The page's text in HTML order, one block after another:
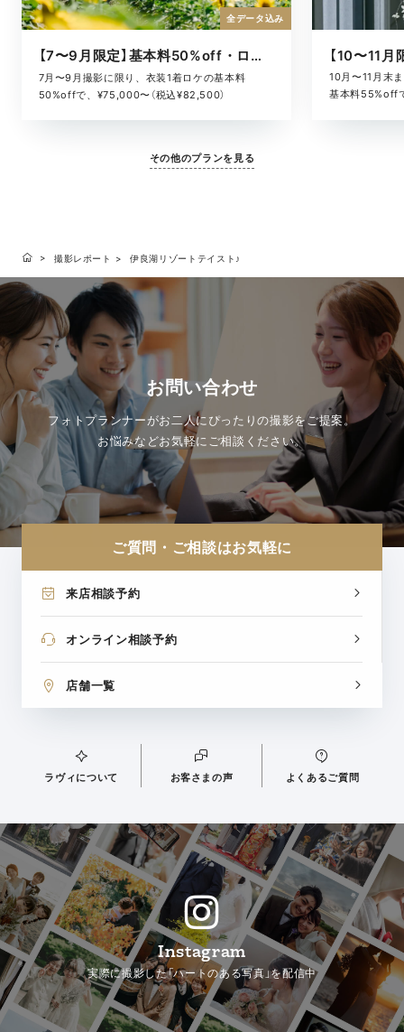
【7〜9月限定】基本料50%off・ロケキャンペーン
7月〜9月撮影に限り、衣装1着ロケの基本料
50%offで、¥75,000〜（税込¥82,500）
全データ込み
10月〜11月末
基本料55%off
その他のプランを見る
撮影レポート 伊良湖リゾートテイスト♪
お問い合わせ
フォトプランナーがお二人にぴったりの撮影をご提案。
お悩みなどお気軽にご相談ください。
ご質問・ご相談はお気軽に
来店相談予約
オンライン相談予約
店舗一覧
ラヴィについて お客さまの声 よくあるご質問
Instagram
実際に撮影した「ハートのある写真」を配信中